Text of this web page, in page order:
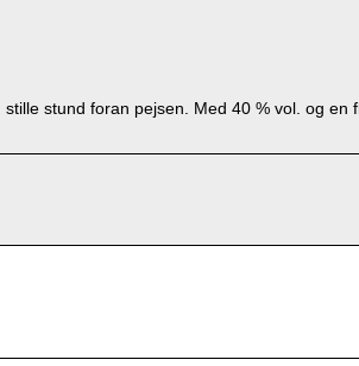
stund foran pejsen. Med 40 % vol. og